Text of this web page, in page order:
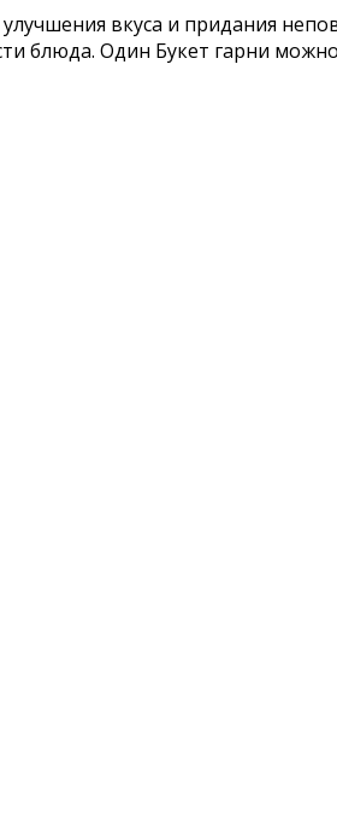
вкуса и придания
блюда. Один Букет гарни